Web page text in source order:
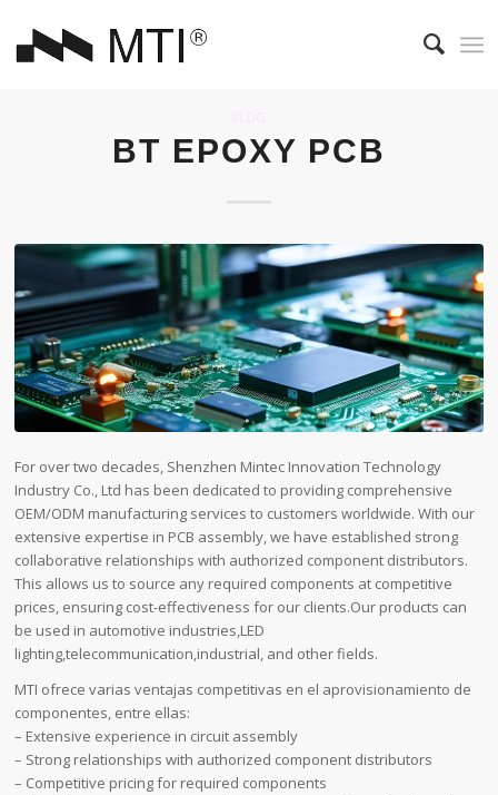
BT EPOXY PCB
For over two decades, Shenzhen Mintec Innovation Technology
Industry Co., Ltd has been dedicated to providing comprehensive
OEM/ODM manufacturing services to customers worldwide. With our
extensive expertise in PCB assembly, we have established strong
collaborative relationships with authorized component distributors.
This allows us to source any required components at competitive
prices, ensuring cost-effectiveness for our clients.Our products can
be used in automotive industries,LED
lighting,telecommunication,industrial, and other fields.
MTI ofrece varias ventajas competitivas en el aprovisionamiento de
componentes, entre ellas:
– Extensive experience in circuit assembly
– Strong relationships with authorized component distributors
– Competitive pricing for required components